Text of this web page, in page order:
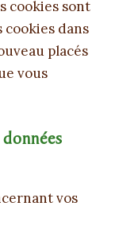
cookies sont
cookies dans
placés
vous
vos